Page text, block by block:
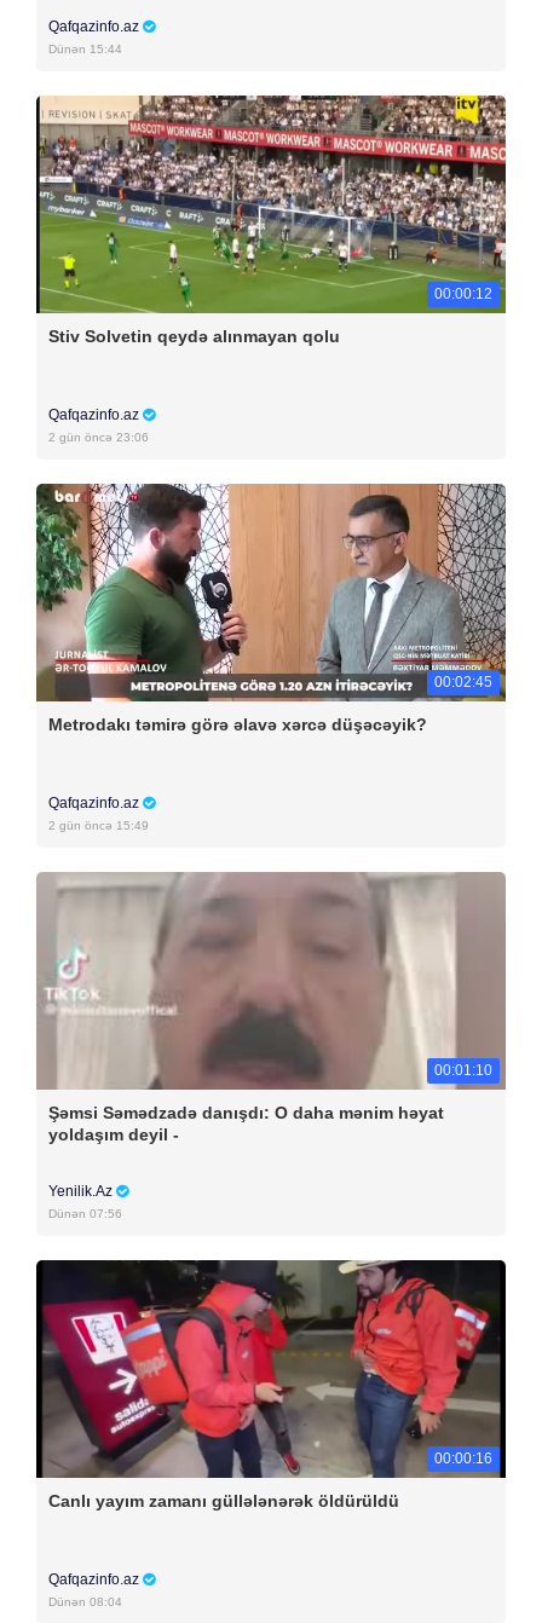
Qafqazinfo.az
Dünən 15:44
00:00:12
Stiv Solvetin qeydə alınmayan qolu
Qafqazinfo.az
2 gün öncə 23:06
00:02:45
Metrodakı təmirə görə əlavə xərcə düşəcəyik?
Qafqazinfo.az
2 gün öncə 15:49
00:01:10
Şəmsi Səmədzadə danışdı: O daha mənim həyat
yoldaşım deyil -
Yenilik.Az
Dünən 07:56
00:00:16
Canlı yayım zamanı güllələnərək öldürüldü
Qafqazinfo.az
Dünən 08:04